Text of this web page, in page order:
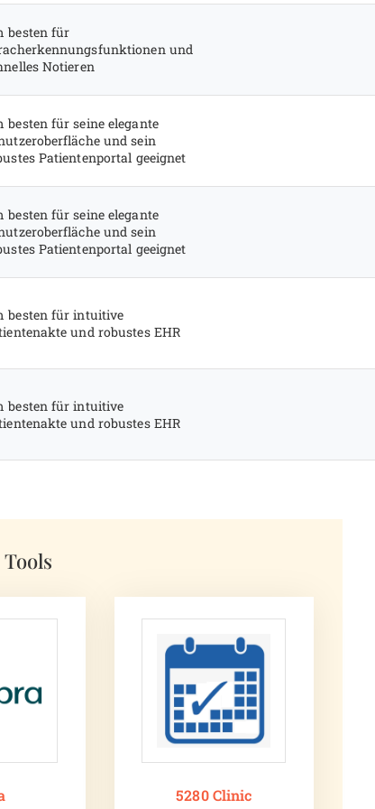
besten für
und
Notieren
besten für seine elegante
und sein
Patientenportal geeignet
besten für seine elegante
und sein
Patientenportal geeignet
besten für intuitive
und robustes EHR
besten für intuitive
und robustes EHR
5280 Clinic